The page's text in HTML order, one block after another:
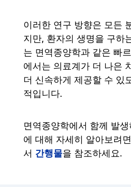
이러한 연구 방향은 모든
지만, 환자의 생명을 구하
는 면역종양학과 같은 빠
에서는 의료계가 더 나은
더 신속하게 제공할 수 있
적입니다.
면역종양학에서 함께 발
에 대해 자세히 알아보려
서 간행물을 참조하세요.